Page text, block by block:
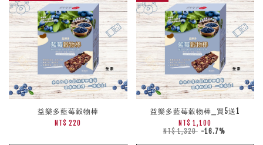
益樂多藍莓穀物棒
NT$ 220
益樂多藍莓穀物棒_買5送1
NT$ 1,100
NT$ 1,320 -16.7%